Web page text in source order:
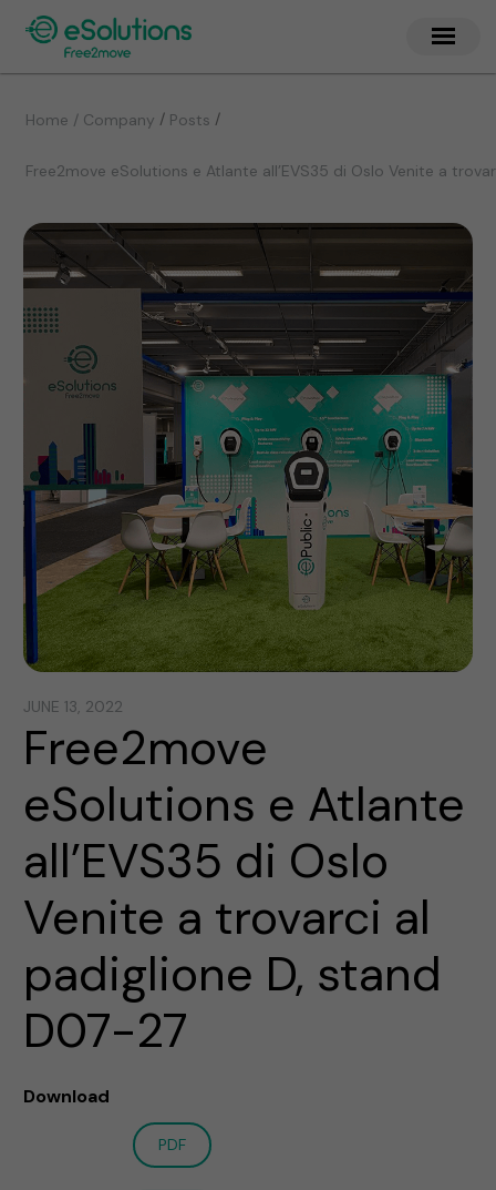
Home / Company / Posts /
Free2move eSolutions e Atlante all’EVS35 di Oslo Venite a
JUNE 13, 2022
Free2move
eSolutions e Atlante
all’EVS35 di Oslo
Venite a trovarci al
padiglione D, stand
D07-27
Download
PDF